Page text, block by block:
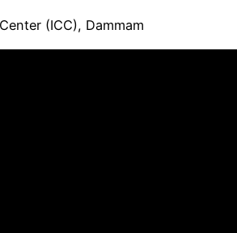
(ICC), Dammam